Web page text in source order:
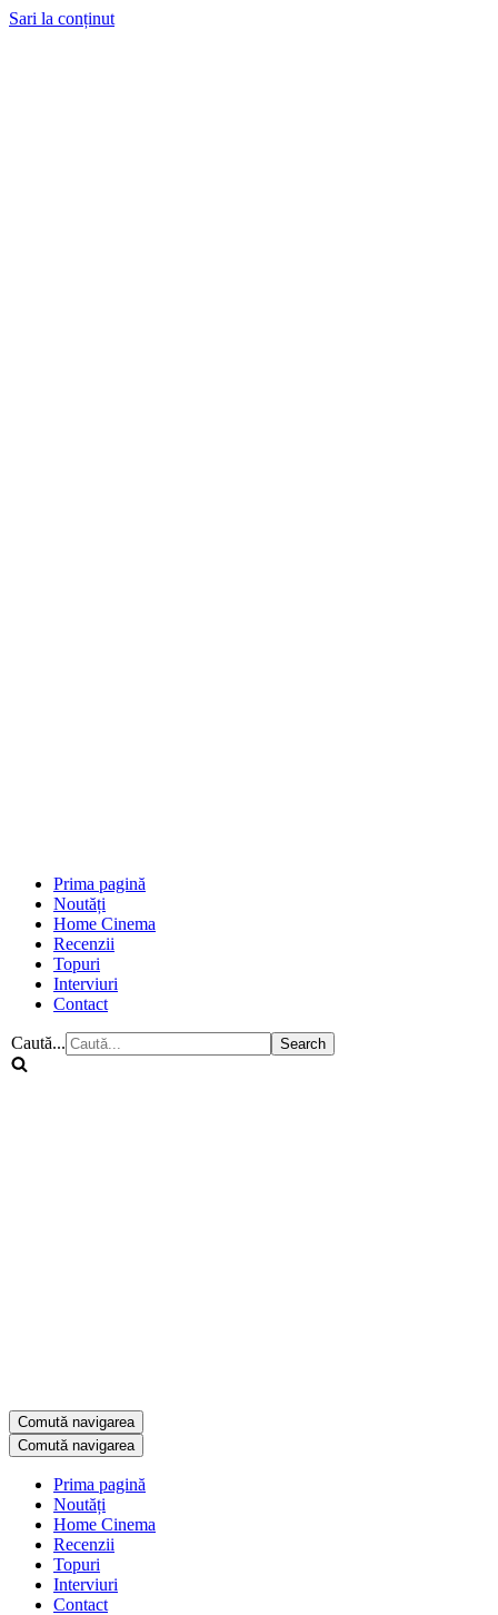
Sari la conținut
Prima pagină
Noutăți
Home Cinema
Recenzii
Topuri
Interviuri
Contact
Caută...
Comută navigarea
Comută navigarea
Prima pagină
Noutăți
Home Cinema
Recenzii
Topuri
Interviuri
Contact